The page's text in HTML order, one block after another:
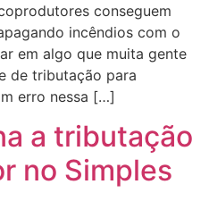
conseguem
incêndios com o
em algo que muita gente
de tributação para
erro nessa […]
a tributação
no Simples